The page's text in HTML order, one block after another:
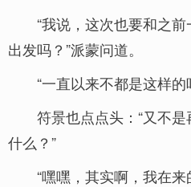
“我说，这次也要和之
出发吗？”派蒙问道。
“一直以来不都是这样的
符景也点点头：“又不
什么？”
“嘿嘿，其实啊，我在